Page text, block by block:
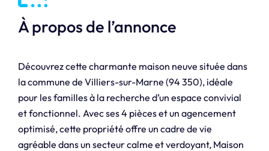
À propos de l’annonce
Découvrez cette charmante maison neuve située dans
la commune de Villiers-sur-Marne (94 350), idéale
pour les familles à la recherche d’un espace convivial
et fonctionnel. Avec ses 4 pièces et un agencement
optimisé, cette propriété offre un cadre de vie
agréable dans un secteur calme et verdoyant, Maison